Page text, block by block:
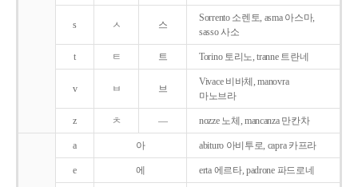
s ㅅ 스
Sorrento 소렌토, asma 아스마,
sasso 사소
t ㅌ 트 Torino 토리노, tranne 트란네
v ㅂ 브
Vivace 비바체, manovra
마노브라
z ㅊ ― nozze 노체, mancanza 만칸차
a 아 abituro 아비투로, capra 카프라
e 에 erta 에르타, padrone 파드로네